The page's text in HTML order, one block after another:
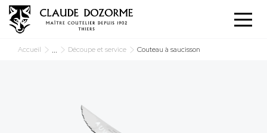
Accueil ... Découpe et service Couteau à saucisson
Panneau de gestion des cookies